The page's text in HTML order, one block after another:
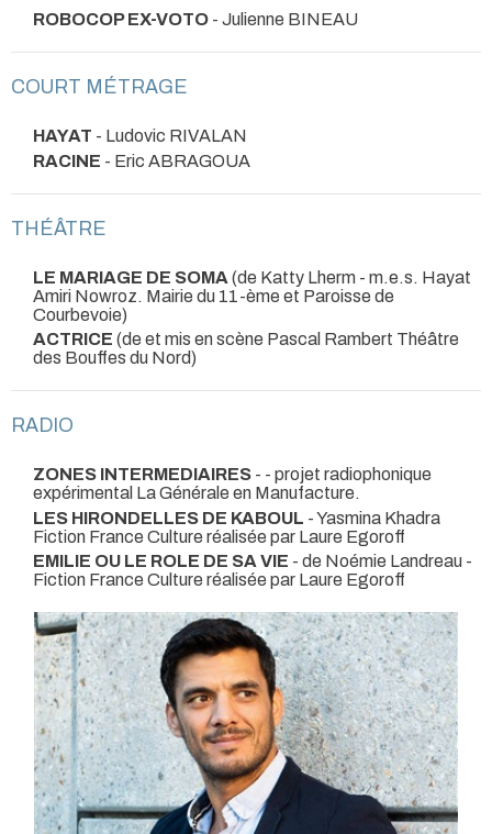
ROBOCOP EX-VOTO - Julienne BINEAU
COURT MÉTRAGE
HAYAT - Ludovic RIVALAN
RACINE - Eric ABRAGOUA
THÉÂTRE
LE MARIAGE DE SOMA (de Katty Lherm - m.e.s. Hayat
Amiri Nowroz. Mairie du 11-ème et Paroisse de
Courbevoie)
ACTRICE (de et mis en scène Pascal Rambert Théâtre
des Bouffes du Nord)
RADIO
ZONES INTERMEDIAIRES - - projet radiophonique
expérimental La Générale en Manufacture.
LES HIRONDELLES DE KABOUL - Yasmina Khadra
Fiction France Culture réalisée par Laure Egoroff
EMILIE OU LE ROLE DE SA VIE - de Noémie Landreau -
Fiction France Culture réalisée par Laure Egoroff